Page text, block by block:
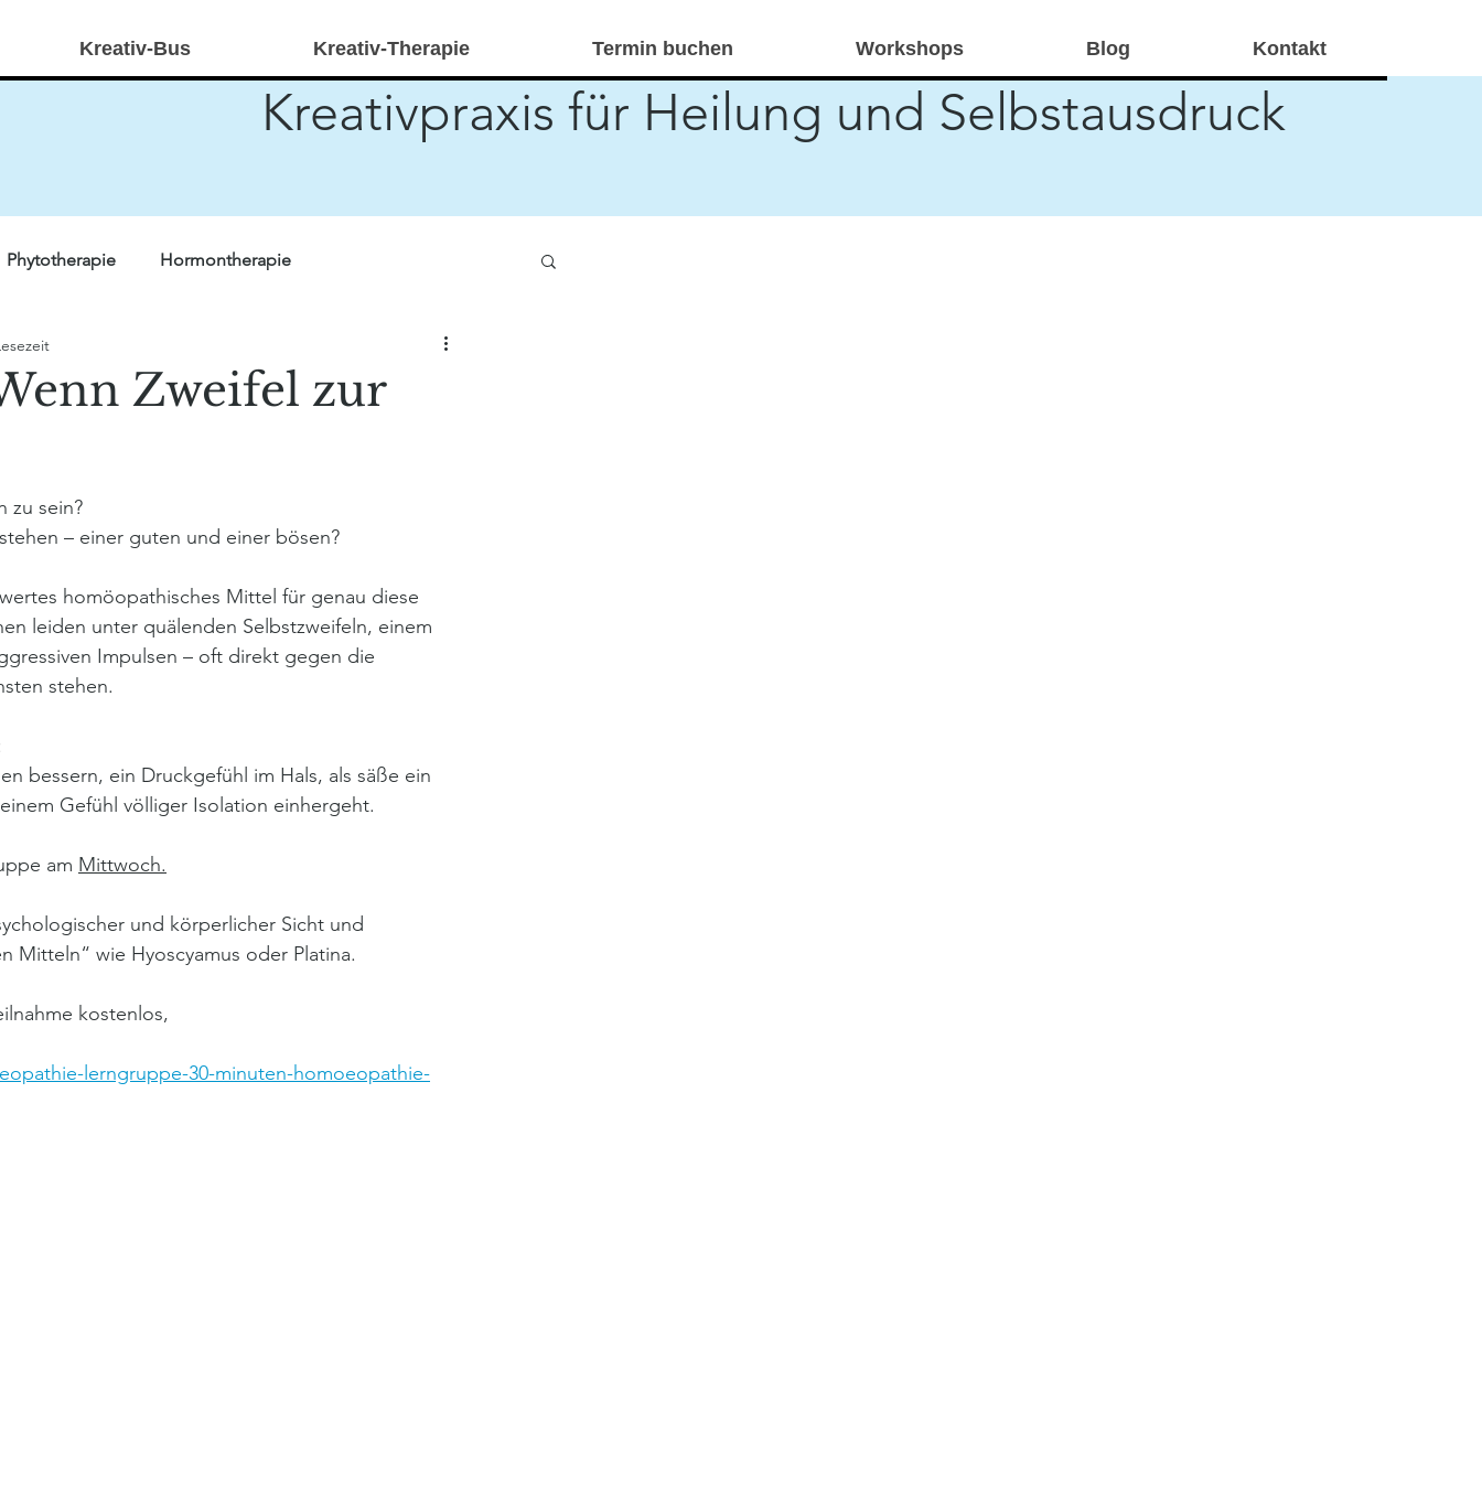
Kreativ-Bus Kreativ-Therapie Termin buchen Workshops Blog Kontakt
Kreativpraxis für Heilung und Selbstausdruck
Phytotherapie Hormontherapie
Stricken
Zweifel zur
zu sein?
– einer guten und einer bösen?
homöopathisches Mittel für genau diese
leiden unter quälenden Selbstzweifeln, einem
Impulsen – oft direkt gegen die
stehen.
bessern, ein Druckgefühl im Hals, als säße ein
Gefühl völliger Isolation einhergeht.
am Mittwoch.
und körperlicher Sicht und
Mitteln“ wie Hyoscyamus oder Platina.
kostenlos,
lerngruppe-30-minuten-homoeopathie-